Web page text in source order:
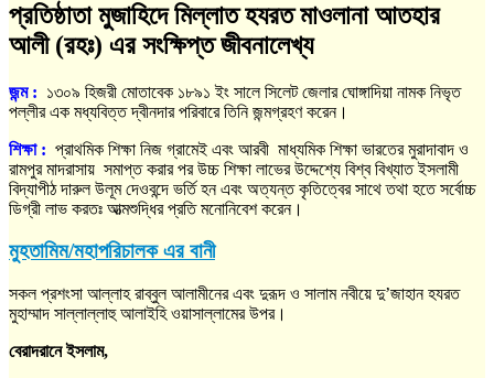
প্রতিষ্ঠাতা মুজাহিদে মিল্লাত হযরত মাওলানা আতহার
আলী (রহঃ) এর সংক্ষিপ্ত জীবনালেখ্য
জন্ম : ১৩০৯ হিজরী মোতাবেক ১৮৯১ ইং সালে সিলেট জেলার ঘোঙ্গাদিয়া নামক নিভৃত
পল্লীর এক মধ্যবিত্ত দ্বীনদার পরিবারে তিনি জন্মগ্রহণ করেন।
শিক্ষা: প্রাথমিক শিক্ষা নিজ গ্রামেই এবং আরবী মাধ্যমিক শিক্ষা ভারতের মুরাদাবাদ ও
রামপুর মাদরাসায় সমাপ্ত করার পর উচ্চ শিক্ষা লাভের উদ্দেশ্যে বিশ্ব বিখ্যাত ইসলামী
বিদ্যাপীঠ দারুল উলূম দেওবন্দে ভর্তি হন এবং অত্যন্ত কৃতিত্বের সাথে তথা হতে সর্বোচ্চ
ডিগ্রী লাভ করতঃ আত্মশুদ্ধির প্রতি মনোনিবেশ করেন।
মুহতামিম/মহাপরিচালক এর বানী
সকল প্রশংসা আল্লাহ রাব্বুল আলামীনের এবং দুরূদ ও সালাম নবীয়ে দু’জাহান হযরত
মুহাম্মাদ সাল্লাল্লাহু আলাইহি ওয়াসাল্লামের উপর।
বেরাদরানে ইসলাম,